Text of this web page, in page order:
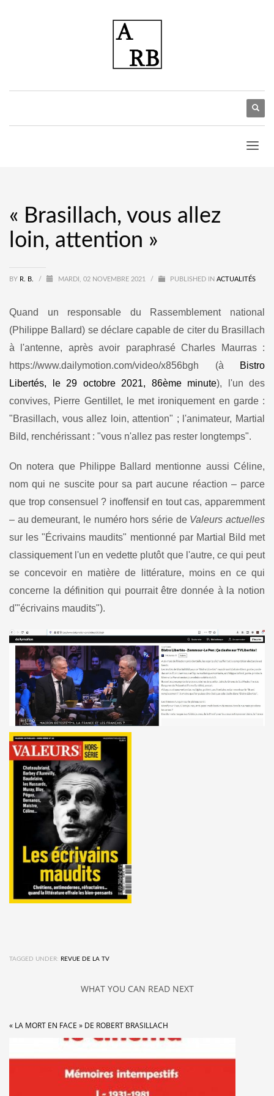
« Brasillach, vous allez
loin, attention »
BY R. B. / MARDI, 02 NOVEMBRE 2021 / PUBLISHED IN ACTUALITÉS
Quand un responsable du Rassemblement national
(Philippe Ballard) se déclare capable de citer du Brasillach
à l'antenne, après avoir paraphrasé Charles Maurras :
https://www.dailymotion.com/video/x856bgh (à
Bistro
Libertés, le 29 octobre 2021, 86ème minute), l'un des
convives, Pierre Gentillet, le met ironiquement en garde :
"Brasillach, vous allez loin, attention" ; l'animateur, Martial
Bild, renchérissant : "vous n'allez pas rester longtemps".
On notera que Philippe Ballard mentionne aussi Céline,
nom qui ne suscite pour sa part aucune réaction – parce
que trop consensuel ? inoffensif en tout cas, apparemment
– au demeurant, le numéro hors série de Valeurs actuelles
sur les "Écrivains maudits" mentionné par Martial Bild met
classiquement l'un en vedette plutôt que l'autre, ce qui peut
se concevoir en matière de littérature, moins en ce qui
concerne la définition qui pourrait être donnée à la notion
d'"écrivains maudits").
TAGGED UNDER: REVUE DE LA TV
WHAT YOU CAN READ NEXT
« LA MORT EN FACE » DE ROBERT BRASILLACH